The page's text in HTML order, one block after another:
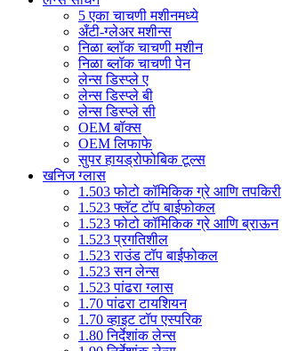
5 एका चाचणी मशीनमध्ये
अँटी-ग्लेअर मशीन्स
निळा ब्लॉक चाचणी मशीन
निळा ब्लॉक चाचणी पेन
लेन्स डिस्प्ले ए
लेन्स डिस्प्ले बी
लेन्स डिस्प्ले सी
OEM बॉक्स
OEM लिफाफे
सुपर हायड्रोफोबिक टूल्स
खनिज ग्लास
1.503 फोटो कॉमिकिक ग्रे आणि तपकिरी
1.523 फ्लॅट टॉप बाईफोकल
1.523 फोटो कॉमिकिक ग्रे आणि ब्राऊन
1.523 प्रगतिशील
1.523 राउंड टॉप बाईफोकल
1.523 सन लेन्स
1.523 पांढरा ग्लास
1.70 पांढरा टायशियन
1.70 व्हाइट टॉप एस्परिक
1.80 निर्देशांक लेन्स